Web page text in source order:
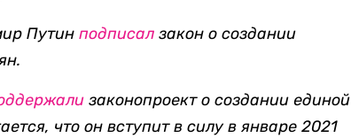
Путинподписал закон о создании
законопроект о создании единой
что он вступит в силу в январе 2021